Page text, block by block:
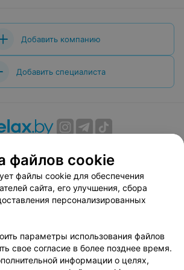
Добавить компанию
Добавить специалиста
договор
Способы оплаты
по использованию сервиса
«Афиша»
соглашение
по вопросам сотрудничества
руководителю relax.by
файлов cookie
файлы cookie для обеспечения
сайта, его улучшения, сбора
персонализированных
параметры использования файлов
свое согласие в более позднее время.
информации о целях,